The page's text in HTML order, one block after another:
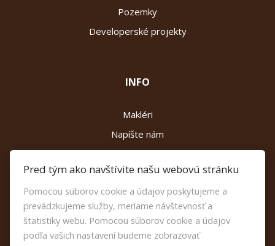
Pozemky
Developerské projekty
INFO
Makléri
Napíšte nám
Kontakt
Reklamačný poriadok
Etický kódex
Nastavenie cookies
Pred tým ako navštívite našu webovú stránku
Pomocou súborov cookie a údajov poskytujeme a
prevádzkujeme služby, meriame návštevnosť a
štatistiky webu. Pomocou súborov cookie a údajov
podľa vašich nastavení budeme zobrazovať